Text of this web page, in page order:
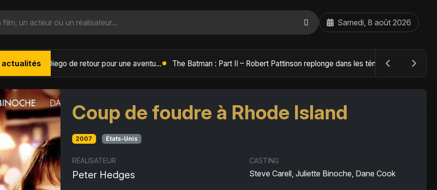
Samedi, 8 août 2026
actualités L'Âge de Glace : Le Réveil du Volcan – Manny, Sid et Diego de retour pour une aventure explosive The Batman : Part II – Robert Pattinson replonge dans les ténèbres de Gotham dès octobre 2027
Coup de foudre à Rhode Island
2007 États-Unis
RÉALISATEUR
Peter Hedges
CASTING
Steve Carell, Juliette Binoche, Dane Cook